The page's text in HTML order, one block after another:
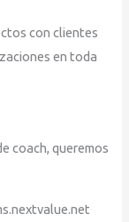
con clientes
en toda
coach, queremos